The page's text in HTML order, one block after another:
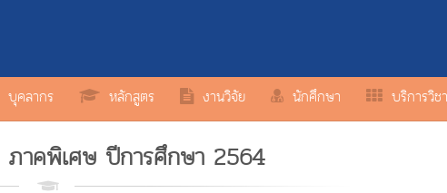
บุคลากร หลักสูตร งานวิจัย นักศึกษา บริการวิช
ภาคพิเศษ ปีการศึกษา 2564